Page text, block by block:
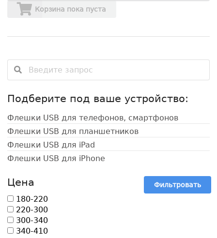
Корзина пока пуста
Подберите под ваше устройство:
Флешки USB для телефонов, смартфонов
Флешки USB для планшетников
Флешки USB для iPad
Флешки USB для iPhone
Фильтровать
Цена
180-220
220-300
300-340
340-410